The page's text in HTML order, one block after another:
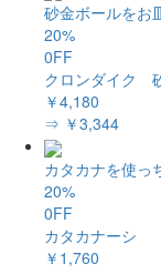
砂金ボールをお
20%
0FF
クロンダイク
￥4,180
⇒ ￥3,344
カタカナを使っ
20%
0FF
カタカナーシ
￥1,760